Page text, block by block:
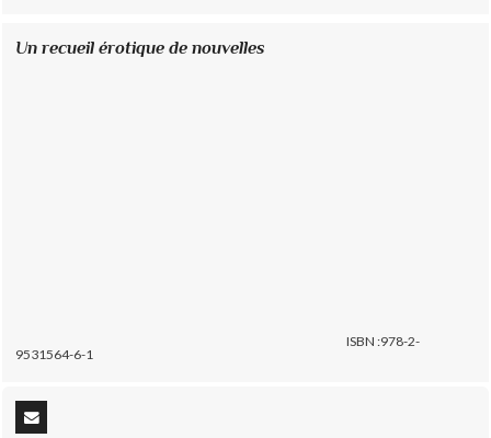
Un recueil érotique de nouvelles
ISBN :978-2-
9531564-6-1